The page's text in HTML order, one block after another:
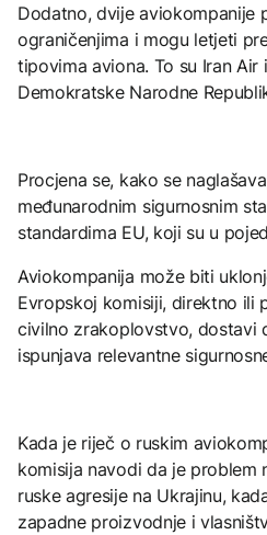
Dodatno, dvije aviokompanije
ograničenjima i mogu letjeti
tipovima aviona. To su Iran Air
Demokratske Narodne
Procjena se, kako se
međunarodnim sigurnosnim
standardima EU, koji su u
Aviokompanija može biti
Evropskoj komisiji, direktno ili
civilno zrakoplovstvo, dostavi
ispunjava relevantne
Kada je riječ o ruskim
komisija navodi da je problem
ruske agresije na Ukrajinu,
zapadne proizvodnje i